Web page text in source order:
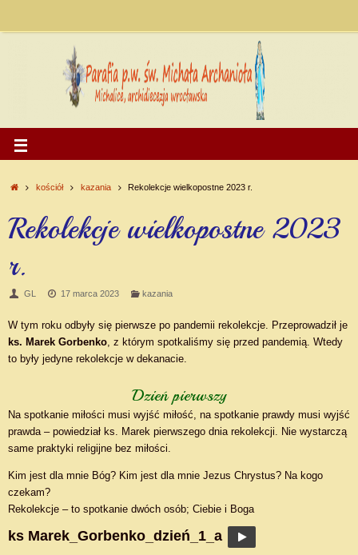
kościół kazania Rekolekcje wielkopostne 2023 r.
Rekolekcje wielkopostne 2023
r.
GL 17 marca 2023 kazania
W tym roku odbyły się pierwsze po pandemii rekolekcje. Przeprowadził je
ks. Marek Gorbenko, z którym spotkaliśmy się przed pandemią. Wtedy
to były jedyne rekolekcje w dekanacie.
Dzień pierwszy
Na spotkanie miłości musi wyjść miłość, na spotkanie prawdy musi wyjść
prawda – powiedział ks. Marek pierwszego dnia rekolekcji. Nie wystarczą
same praktyki religijne bez miłości.
Kim jest dla mnie Bóg? Kim jest dla mnie Jezus Chrystus? Na kogo
czekam?
Rekolekcje – to spotkanie dwóch osób; Ciebie i Boga
ks Marek_Gorbenko_dzień_1_a